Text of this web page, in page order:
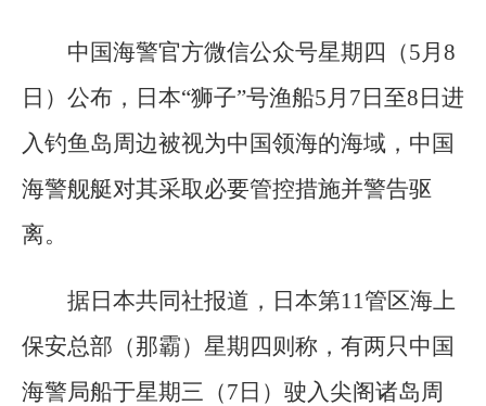
中国海警官方微信公众号星期四（5月8
日）公布，日本“狮子”号渔船5月7日至8日进
入钓鱼岛周边被视为中国领海的海域，中国
海警舰艇对其采取必要管控措施并警告驱
离。
据日本共同社报道，日本第11管区海上
保安总部（那霸）星期四则称，有两只中国
海警局船于星期三（7日）驶入尖阁诸岛周